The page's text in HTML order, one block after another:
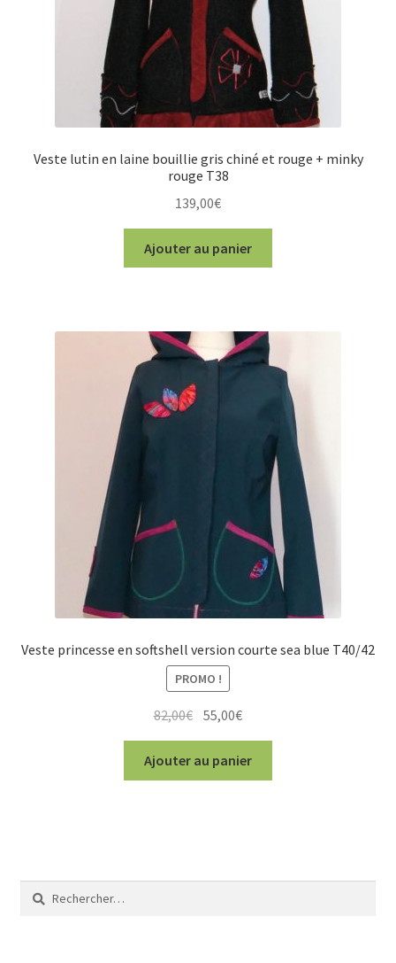
Veste lutin en laine bouillie gris chiné et rouge + minky
rouge T38
139,00€
Ajouter au panier
Veste princesse en softshell version courte sea blue T40/42
PROMO !
82,00€ Le
prix
initial
était :
55,00€Le
prix
actuel
est :
Ajouter au panier
Rechercher :